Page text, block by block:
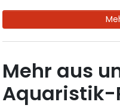
Mehr aus
Aquaristik-